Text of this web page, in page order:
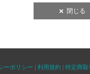
閉じる
ーポリシー 利用規約 特定商取